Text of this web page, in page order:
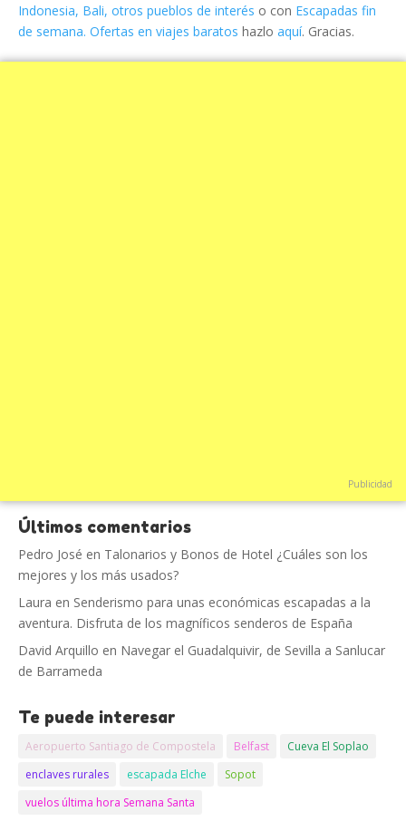
Indonesia, Bali, otros pueblos de interés o con Escapadas fin
de semana. Ofertas en viajes baratos hazlo aquí. Gracias.
Publicidad
Últimos comentarios
Pedro José en Talonarios y Bonos de Hotel ¿Cuáles son los
mejores y los más usados?
Laura en Senderismo para unas económicas escapadas a la
aventura. Disfruta de los magníficos senderos de España
David Arquillo en Navegar el Guadalquivir, de Sevilla a Sanlucar
de Barrameda
Te puede interesar
Aeropuerto Santiago de Compostela Belfast
Cueva El Soplao
enclaves rurales
escapada Elche
Sopot
vuelos última hora Semana Santa